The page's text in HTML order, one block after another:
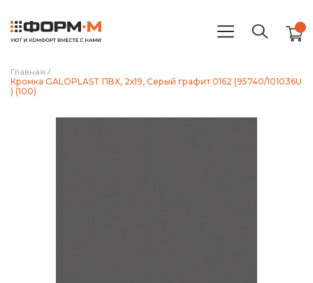
Главная /
Кромка GALOPLAST ПВХ, 2х19, Серый графит 0162 (95740/101036U
) (100)